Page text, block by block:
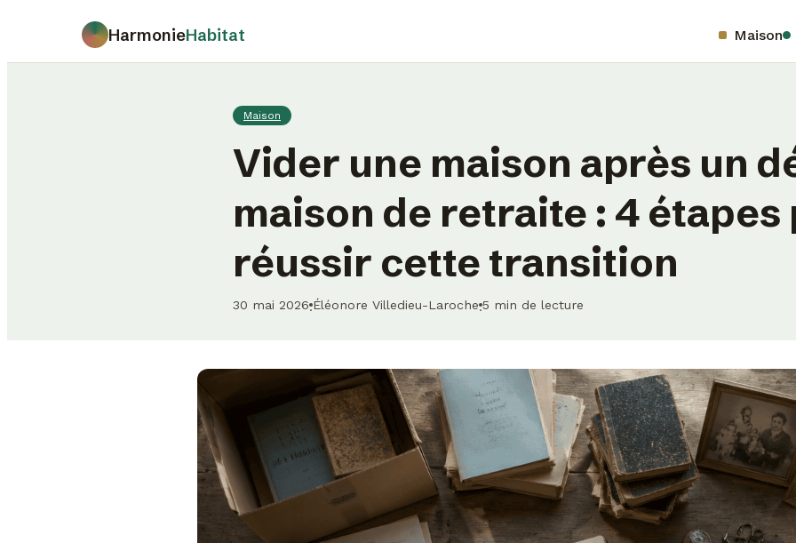
HarmonieHabitat Maison
Maison
Vider une maison après un
maison de retraite : 4 étapes
réussir cette transition
30 mai 2026·Éléonore Villedieu-Laroche·5 min de lecture